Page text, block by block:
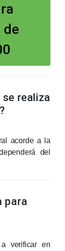
realiza
acorde a la
del
para
verificar en